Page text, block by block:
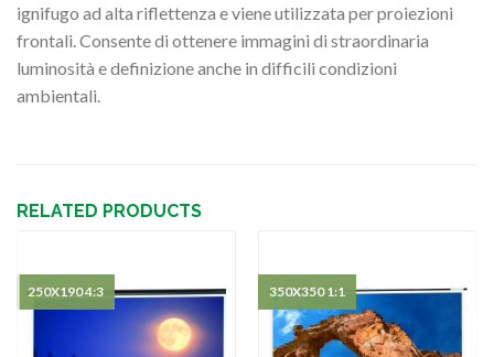
ignifugo ad alta riflettenza e viene utilizzata per proiezioni
frontali. Consente di ottenere immagini di straordinaria
luminosità e definizione anche in difficili condizioni
ambientali.
RELATED PRODUCTS
250X190 4:3 350X350 1:1